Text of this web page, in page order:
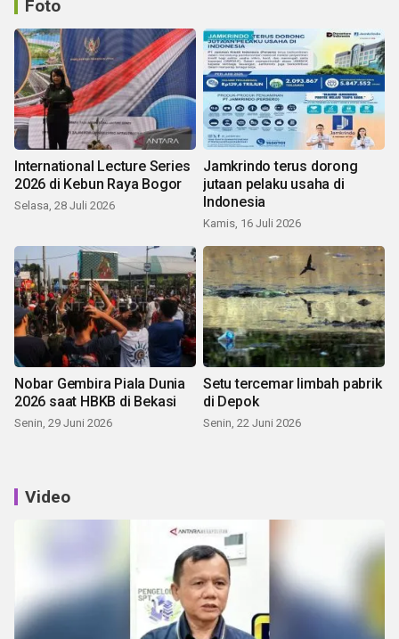
Foto
International Lecture Series
2026 di Kebun Raya Bogor
Selasa, 28 Juli 2026
Jamkrindo terus dorong
jutaan pelaku usaha di
Indonesia
Kamis, 16 Juli 2026
Nobar Gembira Piala Dunia
2026 saat HBKB di Bekasi
Senin, 29 Juni 2026
Setu tercemar limbah pabrik
di Depok
Senin, 22 Juni 2026
Video